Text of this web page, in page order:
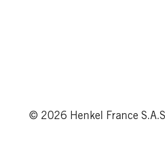
© 2026 Henkel France